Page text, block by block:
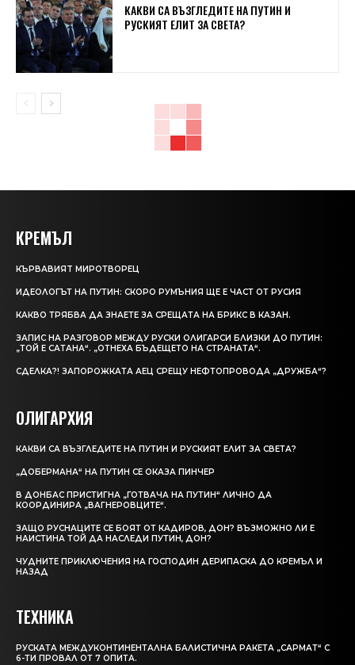
КАКВИ СА ВЪЗГЛЕДИТЕ НА ПУТИН И
РУСКИЯТ ЕЛИТ ЗА СВЕТА?
КРЕМЪЛ
КЪРВАВИЯT МИРОТВОРЕЦ
ИДЕОЛОГЪТ НА ПУТИН: СКОРО РУМЪНИЯ ЩЕ Е ЧАСТ ОТ РУСИЯ
КАКВО ТРЯБВА ДА ЗНАЕТЕ ЗА СРЕЩАТА НА БРИКС В КАЗАН.
ЗАПИС НА РАЗГОВОР МЕЖДУ РУСКИ ОЛИГАРСИ БЛИЗКИ ДО ПУТИН:
„ТОЙ Е САТАНА“. „ОТНЕХА БЪДЕЩЕТО НА СТРАНАТА“.
СДЕЛКА?! ЗАПОРОЖКАТА АЕЦ СРЕЩУ НЕФТОПРОВОДА „ДРУЖБА“?
ОЛИГАРХИЯ
КАКВИ СА ВЪЗГЛЕДИТЕ НА ПУТИН И РУСКИЯТ ЕЛИТ ЗА СВЕТА?
„ДОБЕРМАНА“ НА ПУТИН СЕ ОКАЗА ПИНЧЕР
В ДОНБАС ПРИСТИГНА „ГОТВАЧА НА ПУТИН“ ЛИЧНО ДА
КООРДИНИРА „ВАГНЕРОВЦИТЕ“.
ЗАЩО РУСНАЦИТЕ СЕ БОЯТ ОТ КАДИРОВ, ДОН? ВЪЗМОЖНО ЛИ Е
НАИСТИНА ТОЙ ДА НАСЛЕДИ ПУТИН, ДОН?
ЧУДНИТЕ ПРИКЛЮЧЕНИЯ НА ГОСПОДИН ДЕРИПАСКА ДО КРЕМЪЛ И
НАЗАД
ТЕХНИКА
РУСКАТА МЕЖДУКОНТИНЕНТАЛНА БАЛИСТИЧНА РАКЕТА „САРМАТ“ С
6-ТИ ПРОВАЛ ОТ 7 ОПИТА.